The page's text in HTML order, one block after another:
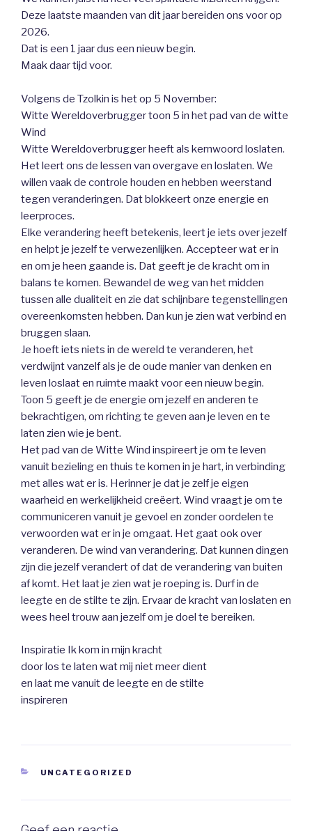
Deze laatste maanden van dit jaar bereiden ons voor op
2026.
Dat is een 1 jaar dus een nieuw begin.
Maak daar tijd voor.
Volgens de Tzolkin is het op 5 November:
Witte Wereldoverbrugger toon 5 in het pad van de witte
Wind
Witte Wereldoverbrugger heeft als kernwoord loslaten.
Het leert ons de lessen van overgave en loslaten. We
willen vaak de controle houden en hebben weerstand
tegen veranderingen. Dat blokkeert onze energie en
leerproces.
Elke verandering heeft betekenis, leert je iets over jezelf
en helpt je jezelf te verwezenlijken. Accepteer wat er in
en om je heen gaande is. Dat geeft je de kracht om in
balans te komen. Bewandel de weg van het midden
tussen alle dualiteit en zie dat schijnbare tegenstellingen
overeenkomsten hebben. Dan kun je zien wat verbind en
bruggen slaan.
Je hoeft iets niets in de wereld te veranderen, het
verdwijnt vanzelf als je de oude manier van denken en
leven loslaat en ruimte maakt voor een nieuw begin.
Toon 5 geeft je de energie om jezelf en anderen te
bekrachtigen, om richting te geven aan je leven en te
laten zien wie je bent.
Het pad van de Witte Wind inspireert je om te leven
vanuit bezieling en thuis te komen in je hart, in verbinding
met alles wat er is. Herinner je dat je zelf je eigen
waarheid en werkelijkheid creëert. Wind vraagt je om te
communiceren vanuit je gevoel en zonder oordelen te
verwoorden wat er in je omgaat. Het gaat ook over
veranderen. De wind van verandering. Dat kunnen dingen
zijn die jezelf verandert of dat de verandering van buiten
af komt. Het laat je zien wat je roeping is. Durf in de
leegte en de stilte te zijn. Ervaar de kracht van loslaten en
wees heel trouw aan jezelf om je doel te bereiken.
Inspiratie Ik kom in mijn kracht
door los te laten wat mij niet meer dient
en laat me vanuit de leegte en de stilte
inspireren
CATEGORIEËN
UNCATEGORIZED